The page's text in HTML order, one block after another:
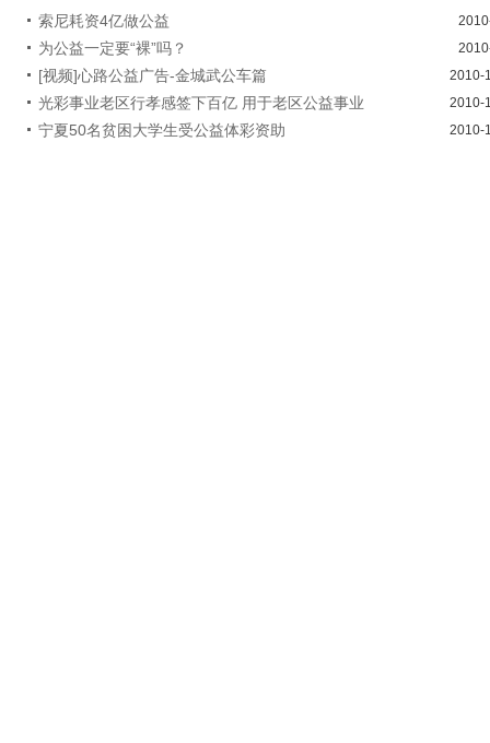
索尼耗资4亿做公益
为公益一定要“裸”吗？
[视频]心路公益广告-金城武公车篇 2010-
光彩事业老区行孝感签下百亿 用于老区公益事业 2010-
宁夏50名贫困大学生受公益体彩资助 2010-